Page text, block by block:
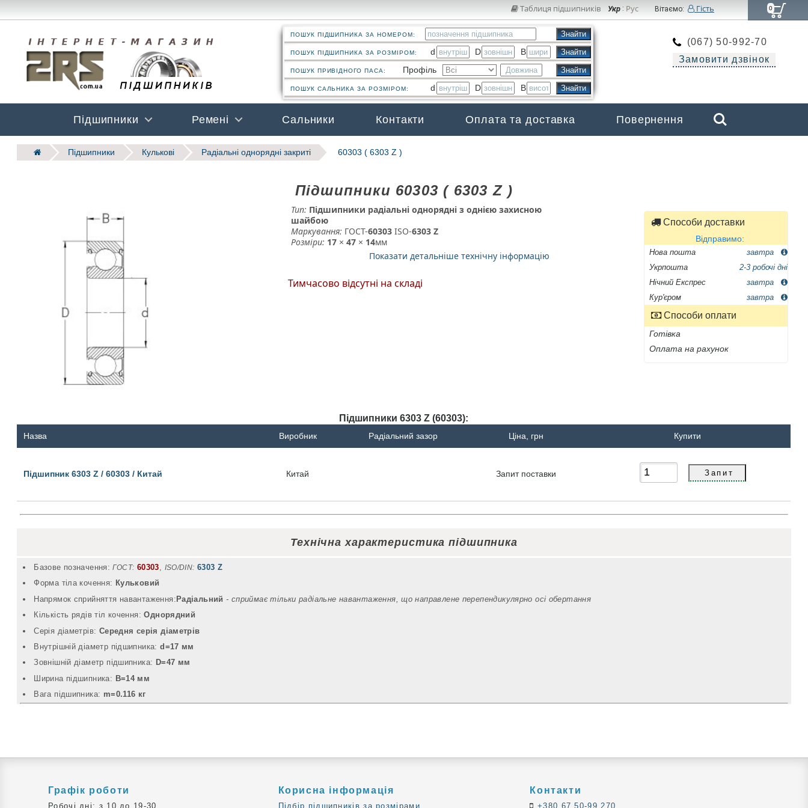
Таблиця підшипників Укр: Рус Вітаємо: Гість
(067) 50-992-70
Замовити дзвінок
ПОШУК ПІДШИПНИКА ЗА НОМЕРОМ:
ПОШУК ПІДШИПНИКА ЗА РОЗМІРОМ: d D B
ПОШУК ПРИВІДНОГО ПАСА: Профіль
ПОШУК САЛЬНИКА ЗА РОЗМІРОМ: d D B
Підшипники Ремені Сальники Контакти Оплата та доставка Повернення
Search
0
Підшипники Кулькові Радіальні однорядні закриті 60303 ( 6303 Z )
Підшипники 60303 ( 6303 Z )
Тип: Підшипники радіальні однорядні з однією захисною
шайбою
Маркування: ГОСТ-60303­ ISO-6303 Z
Розміри: 17× 47× 14мм
Показати детальніше технічну інформацію
Тимчасово відсутні на складі
Способи доставки
Відправимо:
Нова пошта
завтра
Укрпошта
2-3 робочі дні
Нічний Експрес
завтра
Кур'єром
завтра
Способи оплати
Готівка
Оплата на рахунок
Підшипники 6303 Z (60303):
Назва Виробник Радіальний зазор Ціна, грн Купити
Підшипник 6303 Z / 60303 / Китай Китай Запит поставки
Технічна характеристика підшипника
Базове позначення: ГОСТ: 60303, ISO/DIN: 6303 Z
Форма тіла кочення: Кульковий
Напрямок сприйняття навантаження: Радіальний - cприймає тільки радіальне навантаження, що направлене перепендикулярно осі обертання
Кількість рядів тіл кочення:Однорядний
Серія діаметрів: Середня серія діаметрів
Внутрішній діаметр підшипника:d=17 мм
Зовнішній діаметр підшипника: D=47 мм
Ширина підшипника: B=14 мм
Вага підшипника: m=0.116 кг
Графік роботи
Робочі дні: з 10 до 19-30
Корисна інформація
Підбір підшипників за розмірами
Контакти
+380 67 50-99 270